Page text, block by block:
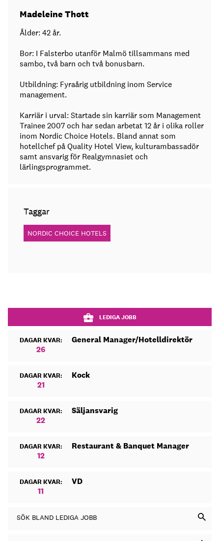
Madeleine Thott
Ålder: 42 år.
Bor: I Falsterbo utanför Malmö tillsammans med
sambo, två barn och två bonusbarn.
Utbildning: Fyraårig utbildning inom Service
management.
Karriär i urval: Startade sin karriär som Management
Trainee 2007 och har sedan arbetat 12 år i olika roller
inom Nordic Choice Hotels. Bland annat som
hotellchef på Quality Hotel View, kulturambassadör
samt ansvarig för Realgymnasiet och
lärlingsprogrammet.
Taggar
NORDIC CHOICE HOTELS
LEDIGA JOBB
DAGAR KVAR:
26
General Manager/Hotelldirektör
DAGAR KVAR:
21
Kock
DAGAR KVAR:
22
Säljansvarig
DAGAR KVAR:
12
Restaurant & Banquet Manager
DAGAR KVAR:
11
VD
SÖK BLAND LEDIGA JOBB